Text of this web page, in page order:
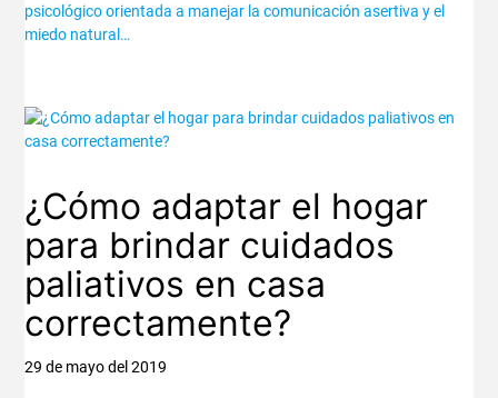
psicológico orientada a manejar la comunicación asertiva y el
miedo natural…
¿Cómo adaptar el hogar
para brindar cuidados
paliativos en casa
correctamente?
29 de mayo del 2019